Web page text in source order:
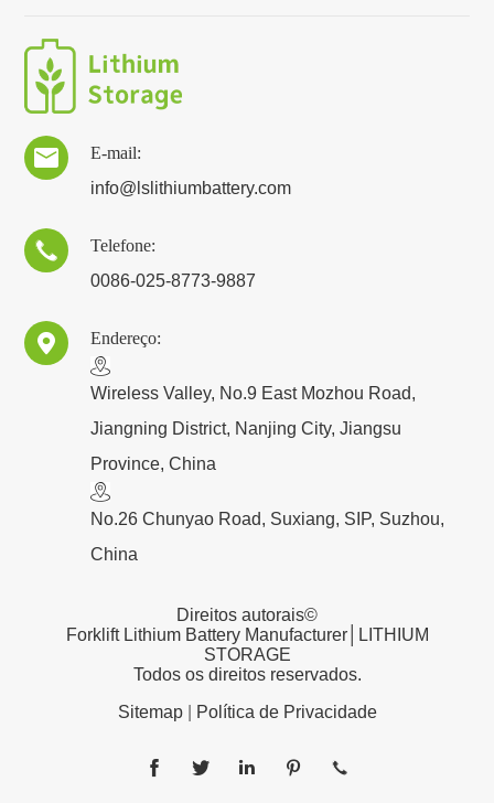

E-mail:
info@lslithiumbattery.com

Telefone:
0086-025-8773-9887
 Endereço:
​Wireless Valley, No.9 East Mozhou Road,
Jiangning District, Nanjing City, Jiangsu
Province, China
No.26 Chunyao Road, Suxiang, SIP, Suzhou,
China
Direitos autorais©
Forklift Lithium Battery Manufacturer│LITHIUM
STORAGE
Todos os direitos reservados.
Sitemap| Política de Privacidade
    